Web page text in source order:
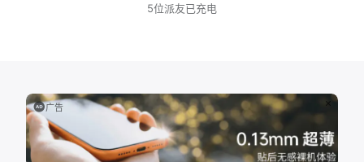
5位派友已充电
广告